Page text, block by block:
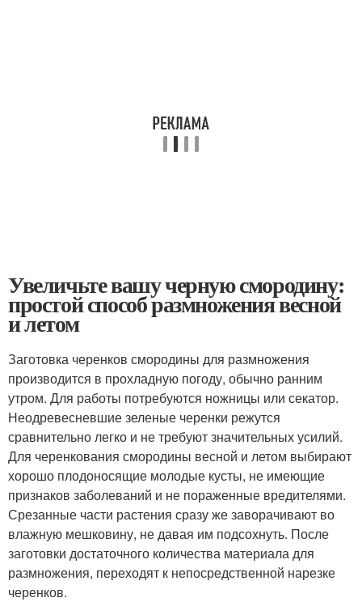
Увеличьте вашу черную смородину:
простой способ размножения весной
и летом
Заготовка черенков смородины для размножения
производится в прохладную погоду, обычно ранним
утром. Для работы потребуются ножницы или секатор.
Неодревесневшие зеленые черенки режутся
сравнительно легко и не требуют значительных усилий.
Для черенкования смородины весной и летом выбирают
хорошо плодоносящие молодые кусты, не имеющие
признаков заболеваний и не пораженные вредителями.
Срезанные части растения сразу же заворачивают во
влажную мешковину, не давая им подсохнуть. После
заготовки достаточного количества материала для
размножения, переходят к непосредственной нарезке
черенков.